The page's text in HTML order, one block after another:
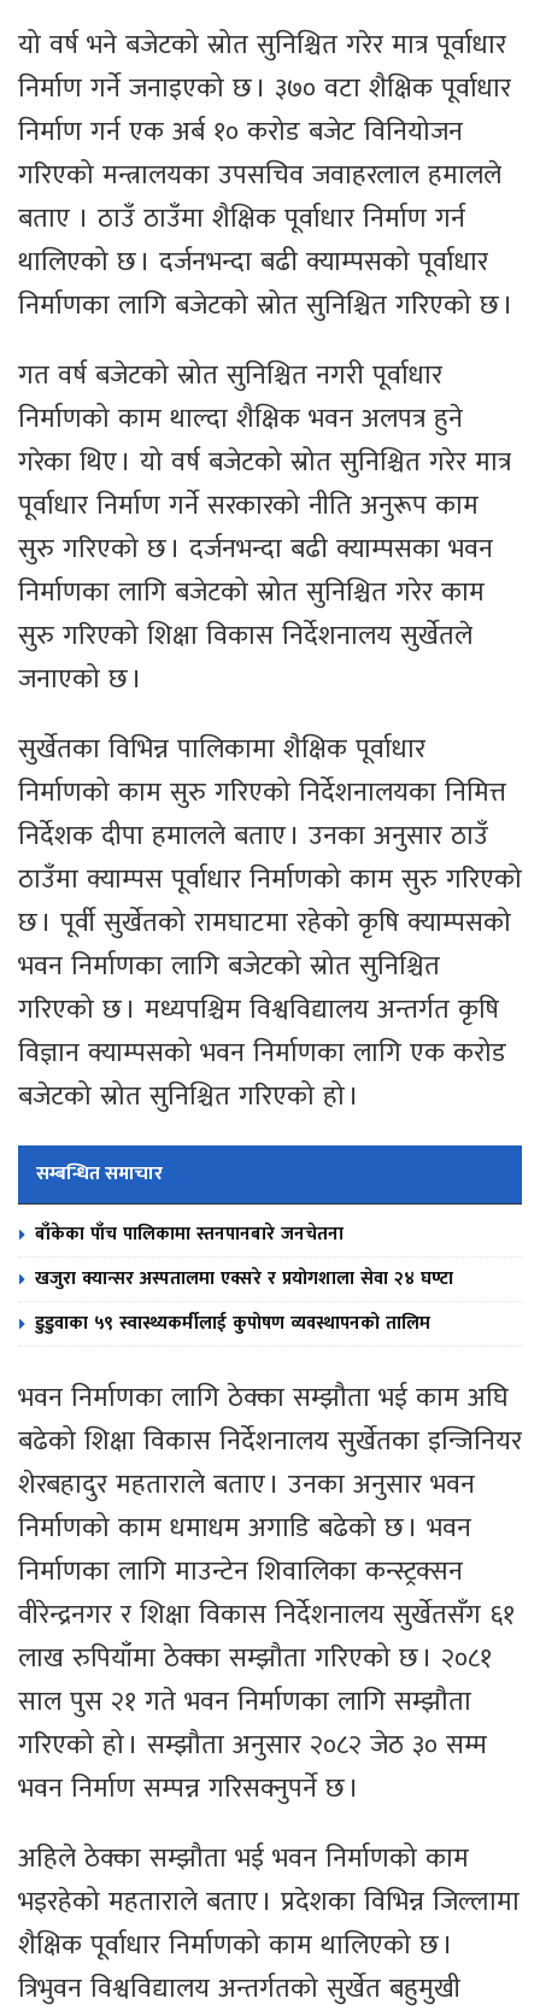
यो वर्ष भने बजेटको स्रोत सुनिश्चित गरेर मात्र पूर्वाधार
निर्माण गर्ने जनाइएको छ । ३७० वटा शैक्षिक पूर्वाधार
निर्माण गर्न एक अर्ब १० करोड बजेट विनियोजन
गरिएको मन्त्रालयका उपसचिव जवाहरलाल हमालले
बताए । ठाउँ ठाउँमा शैक्षिक पूर्वाधार निर्माण गर्न
थालिएको छ । दर्जनभन्दा बढी क्याम्पसको पूर्वाधार
निर्माणका लागि बजेटको स्रोत सुनिश्चित गरिएको छ ।
गत वर्ष बजेटको स्रोत सुनिश्चित नगरी पूर्वाधार
निर्माणको काम थाल्दा शैक्षिक भवन अलपत्र हुने
गरेका थिए । यो वर्ष बजेटको स्रोत सुनिश्चित गरेर मात्र
पूर्वाधार निर्माण गर्ने सरकारको नीति अनुरूप काम
सुरु गरिएको छ । दर्जनभन्दा बढी क्याम्पसका भवन
निर्माणका लागि बजेटको स्रोत सुनिश्चित गरेर काम
सुरु गरिएको शिक्षा विकास निर्देशनालय सुर्खेतले
जनाएको छ ।
सुर्खेतका विभिन्न पालिकामा शैक्षिक पूर्वाधार
निर्माणको काम सुरु गरिएको निर्देशनालयका निमित्त
निर्देशक दीपा हमालले बताए । उनका अनुसार ठाउँ
ठाउँमा क्याम्पस पूर्वाधार निर्माणको काम सुरु गरिएको
छ । पूर्वी सुर्खेतको रामघाटमा रहेको कृषि क्याम्पसको
भवन निर्माणका लागि बजेटको स्रोत सुनिश्चित
गरिएको छ । मध्यपश्चिम विश्वविद्यालय अन्तर्गत कृषि
विज्ञान क्याम्पसको भवन निर्माणका लागि एक करोड
बजेटको स्रोत सुनिश्चित गरिएको हो ।
सम्बन्धित समाचार
बाँकेका पाँच पालिकामा स्तनपानबारे जनचेतना
खजुरा क्यान्सर अस्पतालमा एक्सरे र प्रयोगशाला सेवा २४ घण्टा
डुडुवाका ५९ स्वास्थ्यकर्मीलाई कुपोषण व्यवस्थापनको तालिम
भवन निर्माणका लागि ठेक्का सम्झौता भई काम अघि
बढेको शिक्षा विकास निर्देशनालय सुर्खेतका इन्जिनियर
शेरबहादुर महताराले बताए । उनका अनुसार भवन
निर्माणको काम धमाधम अगाडि बढेको छ । भवन
निर्माणका लागि माउन्टेन शिवालिका कन्स्ट्रक्सन
वीरेन्द्रनगर र शिक्षा विकास निर्देशनालय सुर्खेतसँग ६१
लाख रुपियाँमा ठेक्का सम्झौता गरिएको छ । २०८१
साल पुस २१ गते भवन निर्माणका लागि सम्झौता
गरिएको हो । सम्झौता अनुसार २०८२ जेठ ३० सम्म
भवन निर्माण सम्पन्न गरिसक्नुपर्ने छ ।
अहिले ठेक्का सम्झौता भई भवन निर्माणको काम
भइरहेको महताराले बताए । प्रदेशका विभिन्न जिल्लामा
शैक्षिक पूर्वाधार निर्माणको काम थालिएको छ ।
त्रिभुवन विश्वविद्यालय अन्तर्गतको सुर्खेत बहुमुखी